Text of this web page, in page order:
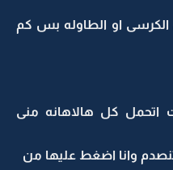
او الطاوله بس كم
اتحمل كل هالاهانه منى
وانا اضغط عليها من